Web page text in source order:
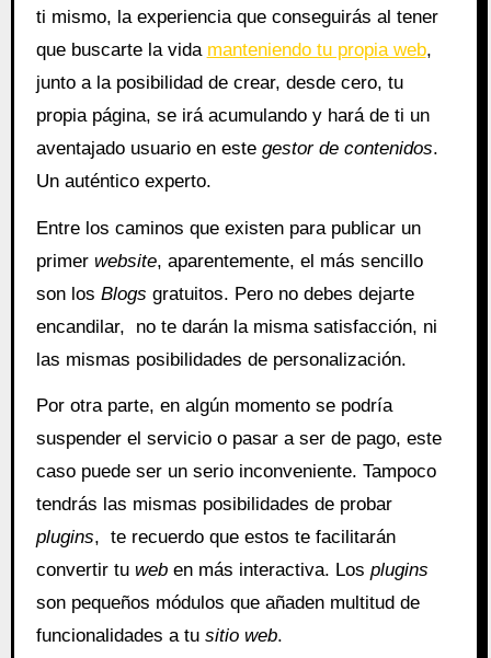
ti mismo, la experiencia que conseguirás al tener
que buscarte la vida manteniendo tu propia web,
junto a la posibilidad de crear, desde cero, tu
propia página, se irá acumulando y hará de ti un
aventajado usuario en este gestor de contenidos.
Un auténtico experto.
Entre los caminos que existen para publicar un
primer website, aparentemente, el más sencillo
son los Blogs gratuitos. Pero no debes dejarte
encandilar, no te darán la misma satisfacción, ni
las mismas posibilidades de personalización.
Por otra parte, en algún momento se podría
suspender el servicio o pasar a ser de pago, este
caso puede ser un serio inconveniente. Tampoco
tendrás las mismas posibilidades de probar
plugins, te recuerdo que estos te facilitarán
convertir tu web en más interactiva. Los plugins
son pequeños módulos que añaden multitud de
funcionalidades a tu sitio web.